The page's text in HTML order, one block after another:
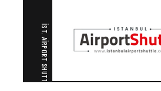
İST. AIRPORT SHUTTLE